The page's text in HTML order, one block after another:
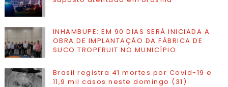
INHAMBUPE: EM 90 DIAS SERÁ INICIADA A
OBRA DE IMPLANTAÇÃO DA FÁBRICA DE
SUCO TROPFRUIT NO MUNICÍPIO
Brasil registra 41 mortes por Covid-19 e
11,9 mil casos neste domingo (31)